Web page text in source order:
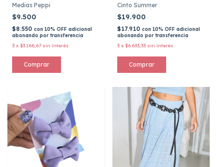
Medias Peppi
$9.500
$8.550 con 10% OFF adicional
abonando por transferencia
3 x $3.166,67 sin interés
Comprar
Cinto Summer
$19.900
$17.910 con 10% OFF adicional
abonando por transferencia
3 x $6.633,33 sin interés